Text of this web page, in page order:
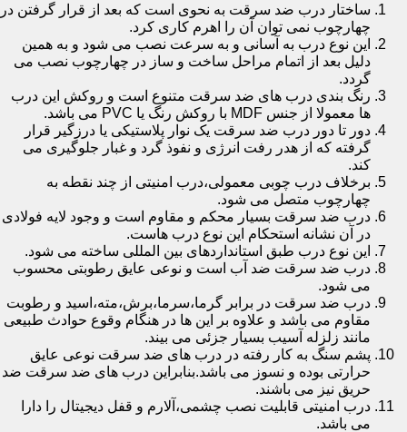
ساختار درب ضد سرقت به نحوی است که بعد از قرار گرفتن در
چهارچوب نمی توان آن را اهرم کاری کرد.
این نوع درب به آسانی و به سرعت نصب می شود و به همین
دلیل بعد از اتمام مراحل ساخت و ساز در چهارچوب نصب می
گردد.
رنگ بندی درب های ضد سرقت متنوع است و روکش این درب
ها معمولا از جنس MDF با روکش رنگ یا PVC می باشد.
دور تا دور درب ضد سرقت یک نوار پلاستیکی یا درزگیر قرار
گرفته که از هدر رفت انرژی و نفوذ گرد و غبار جلوگیری می
کند.
برخلاف درب چوبی معمولی،درب امنیتی از چند نقطه به
چهارچوب متصل می شود.
درب ضد سرقت بسیار محکم و مقاوم است و وجود لایه فولادی
در آن نشانه استحکام این نوع درب هاست.
این نوع درب طبق استانداردهای بین المللی ساخته می شود.
درب ضد سرقت ضد آب است و نوعی عایق رطوبتی محسوب
می شود.
درب ضد سرقت در برابر گرما،سرما،برش،مته،اسید و رطوبت
مقاوم می باشد و علاوه بر این ها در هنگام وقوع حوادث طبیعی
مانند زلزله آسیب بسیار جزئی می بیند.
پشم سنگ به کار رفته در درب های ضد سرقت نوعی عایق
حرارتی بوده و نسوز می باشد.بنابراین درب های ضد سرقت ضد
حریق نیز می باشند.
درب امنیتی قابلیت نصب چشمی،آلارم و قفل دیجیتال را دارا
می باشد.